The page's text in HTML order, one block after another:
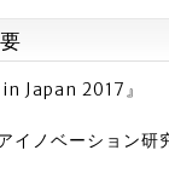
Japan 2017』
ノベーション研